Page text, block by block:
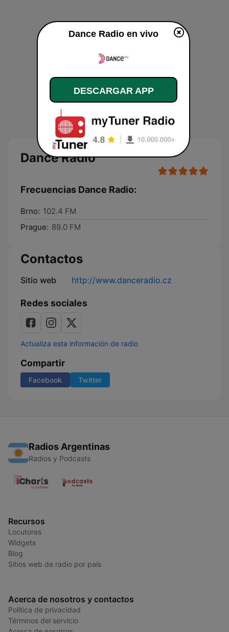
Dance Radio
Frecuencias Dance Radio:
Brno: 102.4 FM
Prague: 89.0 FM
Contactos
Sitio web http://www.danceradio.cz
Redes sociales
Actualiza esta información de radio
Compartir
Facebook Twitter
Radios Argentinas
Radios y Podcasts
Recursos
Locutores
Widgets
Blog
Sitios web de radio por país
Acerca de nosotros y contactos
Política de privacidad
Términos del servicio
Dance Radio en vivo
DESCARGAR APP